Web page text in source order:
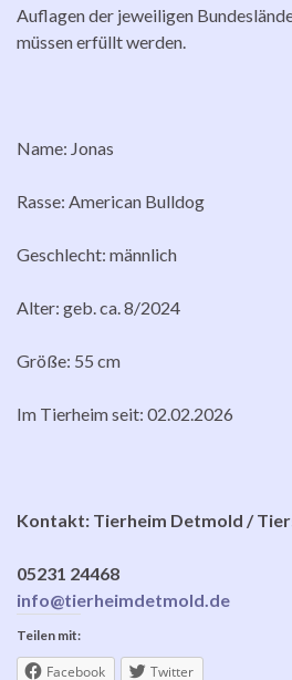
Auflagen der jeweiligen
müssen erfüllt werden.
Name: Jonas
Rasse: American Bulldog
Geschlecht: männlich
Alter: geb. ca. 8/2024
Größe: 55 cm
Im Tierheim seit: 02.02.2026
Kontakt: Tierheim Detmold /
05231 24468
info@tierheimdetmold.de
Teilen mit:
Facebook Twitter